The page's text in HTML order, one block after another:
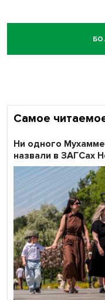
Самое
Ни одного
назвали в ЗАГСах